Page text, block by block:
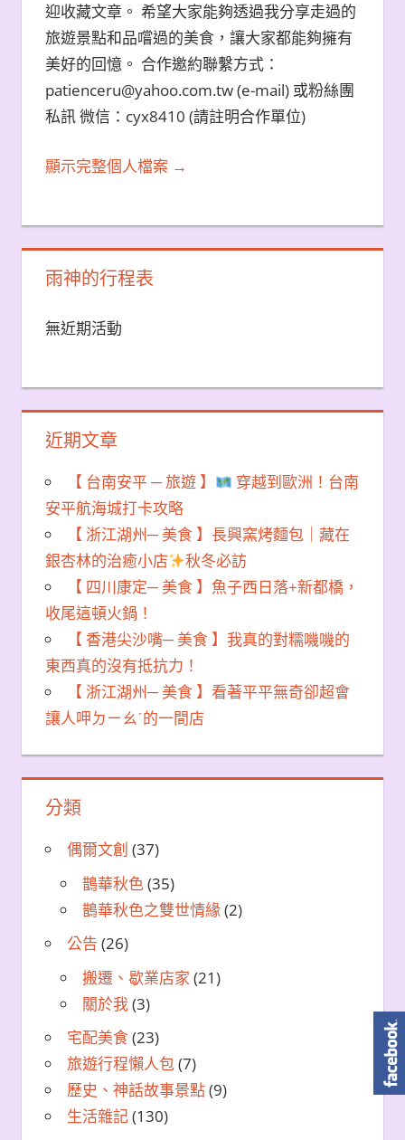
迎收藏文章。 希望大家能夠透過我分享走過的
旅遊景點和品嚐過的美食，讓大家都能夠擁有
美好的回憶。 合作邀約聯繫方式：
patienceru@yahoo.com.tw (e-mail) 或粉絲團
私訊 微信：cyx8410 (請註明合作單位)
顯示完整個人檔案 →
雨神的行程表
無近期活動
近期文章
【 台南安平 ─ 旅遊 】
穿越到歐洲！台南
安平航海城打卡攻略
【 浙江湖州─ 美食 】長興窯烤麵包｜藏在
銀杏林的治癒小店
秋冬必訪
【 四川康定─ 美食 】魚子西日落+新都橋，
收尾這頓火鍋！
【 香港尖沙嘴─ 美食 】我真的對糯嘰嘰的
東西真的沒有抵抗力！
【 浙江湖州─ 美食 】看著平平無奇卻超會
讓人呷ㄉㄧㄠˊ的一間店
分類
偶爾文創 (37)
鵲華秋色(35)
鵲華秋色之雙世情緣(2)
公告 (26)
搬遷、歇業店家 (21)
關於我(3)
宅配美食(23)
旅遊行程懶人包(7)
歷史、神話故事景點(9)
生活雜記(130)